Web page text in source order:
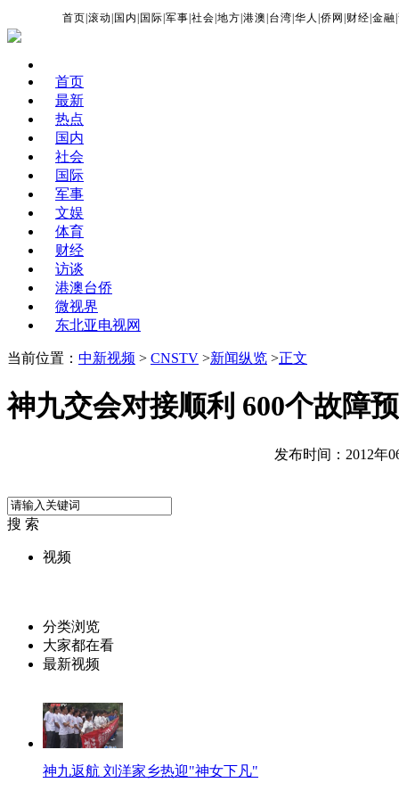
首页 |滚动 国内 国际 |军事 |社会 |地方 |港澳 台湾 |华人 |侨网 财经 |金融 |
首页
最新
热点
国内
社会
国际
军事
文娱
体育
财经
访谈
港澳台侨
微视界
东北亚电视网
当前位置： 中新视频 > CNSTV >新闻纵览 >正文
神九交会对接顺利 600个故障
发布时间：2012年
搜 索
视频
分类浏览
大家都在看
最新视频
神九返航 刘洋家乡热迎"神女下凡"